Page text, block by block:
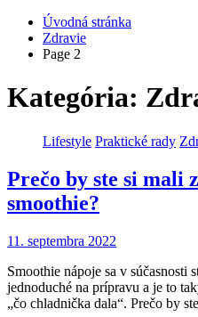
Úvodná stránka
Zdravie
Page 2
Kategória:
Lifestyle Praktické rady
Prečo by ste si
smoothie?
11. septembra 2022
Smoothie nápoje sa v súčasnosti
jednoduché na prípravu a je to
„čo chladnička dala“. Prečo by